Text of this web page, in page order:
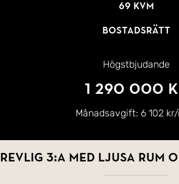
69 kvm
Bostadsrätt
Högstbjudande
1 290 000
Månadsavgift: 6 102
3:a med ljusa